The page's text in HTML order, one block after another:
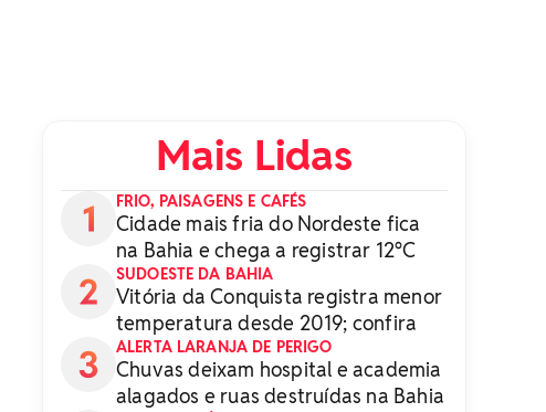
Mais Lidas
FRIO, PAISAGENS E CAFÉS
Cidade mais fria do Nordeste fica
na Bahia e chega a registrar 12°C
SUDOESTE DA BAHIA
Vitória da Conquista registra menor
temperatura desde 2019; confira
ALERTA LARANJA DE PERIGO
Chuvas deixam hospital e academia
alagados e ruas destruídas na Bahia